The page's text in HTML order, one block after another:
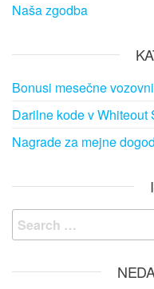
Naša zgodba
Bonusi mesečne
Darilne kode v Whiteout
Nagrade za mejne
Search
for: